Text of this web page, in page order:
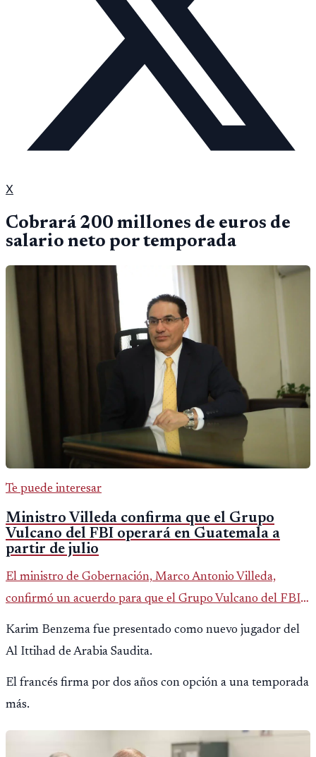
X
Cobrará 200 millones de euros de
salario neto por temporada
Te puede interesar
Ministro Villeda confirma que el Grupo
Vulcano del FBI operará en Guatemala a
partir de julio
El ministro de Gobernación, Marco Antonio Villeda,
confirmó un acuerdo para que el Grupo Vulcano del FBI
opere en Guatemala a partir de julio, tras un intento
fallido con la administración anterior del Ministerio
Karim Benzema fue presentado como nuevo jugador del
Al Ittihad de Arabia Saudita.
El francés firma por dos años con opción a una temporada
más.